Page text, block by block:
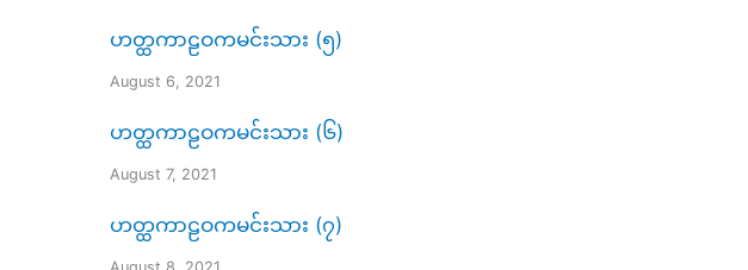
ဟတ္ထကာဠဝကမင်းသား (၅)
August 6, 2021
ဟတ္ထကာဠဝကမင်းသား (၆)
August 7, 2021
ဟတ္ထကာဠဝကမင်းသား (၇)